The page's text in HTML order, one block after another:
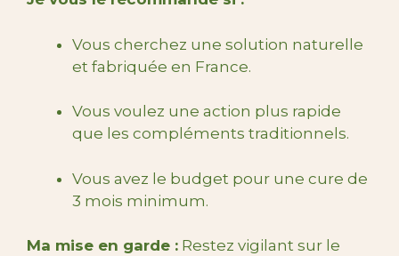
Vous cherchez une solution naturelle
et fabriquée en France.
Vous voulez une action plus rapide
que les compléments traditionnels.
Vous avez le budget pour une cure de
3 mois minimum.
Ma mise en garde : Restez vigilant sur le